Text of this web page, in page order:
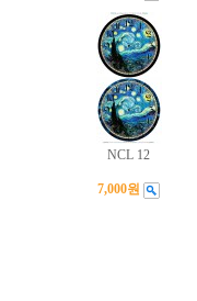
NCL 12
7,000원